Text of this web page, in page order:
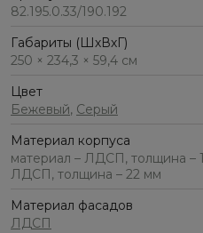
82.195.0.33/190.192
Габариты (ШхВхГ)
250 × 234,3 × 59,4 см
Цвет
Бежевый, Серый
Материал корпуса
материал – ЛДСП, толщина –
ЛДСП, толщина – 22 мм
Материал фасадов
ЛДСП